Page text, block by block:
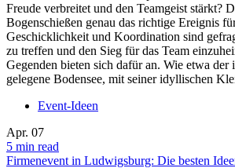
Freude verbreitet und den Teamgeist stärkt?
Bogenschießen genau das richtige Ereignis
Geschicklichkeit und Koordination sind
zu treffen und den Sieg für das Team
Gegenden bieten sich dafür an. Wie etwa der
gelegene Bodensee, mit seiner idyllischen
Event-Ideen
Apr. 07
5 min read
Firmenevent in Ludwigsburg: Die besten